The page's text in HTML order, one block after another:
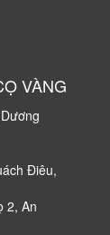
VÀNG
Điêu,
2, An